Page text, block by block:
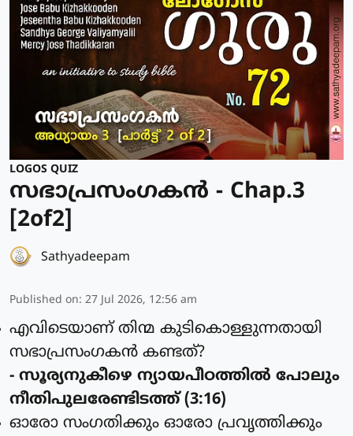
LOGOS QUIZ
സഭാപ്രസംഗകൻ - Chap.3
[2of2]
Sathyadeepam
Published on: 27 Jul 2026, 12:56 am
എവിടെയാണ് തിന്മ കുടികൊള്ളുന്നതായി
സഭാപ്രസംഗകന്‍ കണ്ടത്?
- സൂര്യനുകീഴെ ന്യായപീഠത്തില്‍ പോലും
നീതിപുലരേണ്ടിടത്ത് (3:16)
ഓരോ സംഗതിക്കും ഓരോ പ്രവൃത്തിക്കും